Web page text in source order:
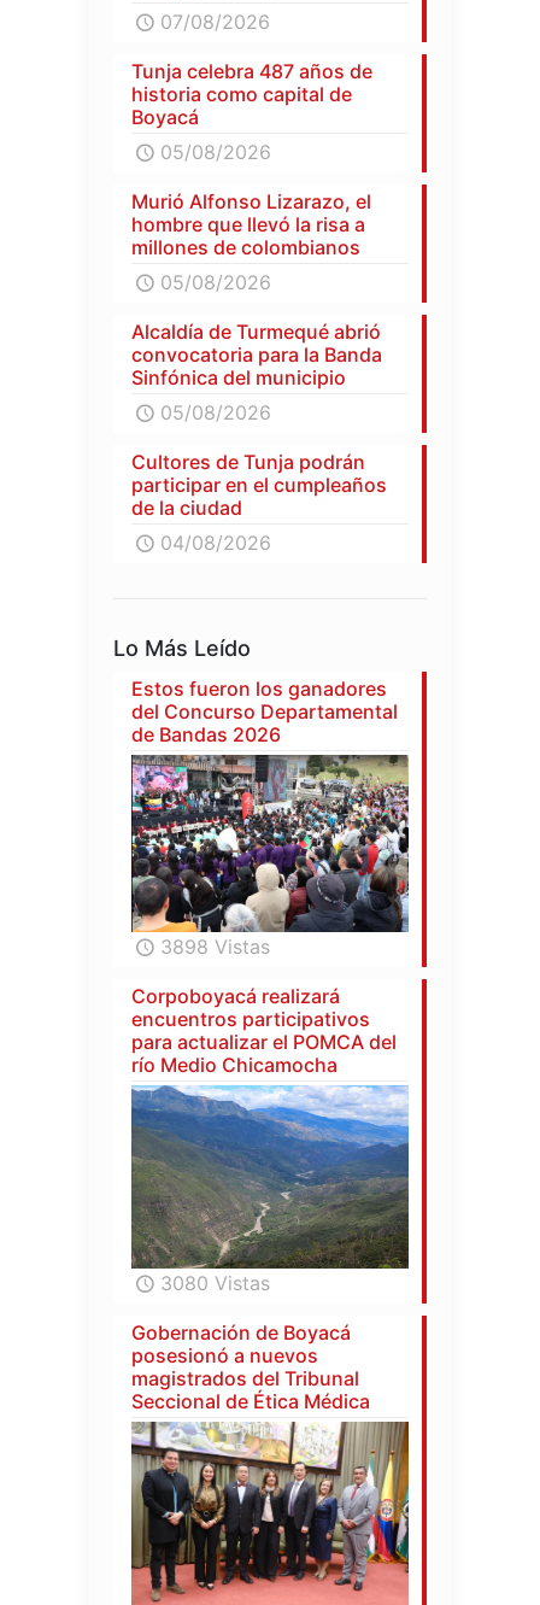
07/08/2026
Tunja celebra 487 años de
historia como capital de
Boyacá
05/08/2026
Murió Alfonso Lizarazo, el
hombre que llevó la risa a
millones de colombianos
05/08/2026
Alcaldía de Turmequé abrió
convocatoria para la Banda
Sinfónica del municipio
05/08/2026
Cultores de Tunja podrán
participar en el cumpleaños
de la ciudad
04/08/2026
Lo Más Leído
Estos fueron los ganadores
del Concurso Departamental
de Bandas 2026
3898 Vistas
Corpoboyacá realizará
encuentros participativos
para actualizar el POMCA del
río Medio Chicamocha
3080 Vistas
Gobernación de Boyacá
posesionó a nuevos
magistrados del Tribunal
Seccional de Ética Médica